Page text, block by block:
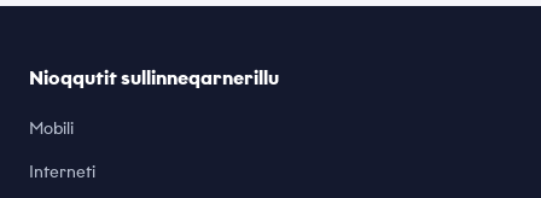
Nioqqutit sullinneqarnerillu
Mobili
Interneti